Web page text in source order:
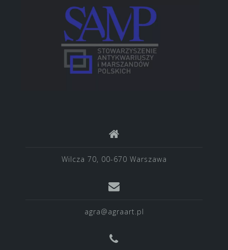
Wilcza 70, 00-670 Warszawa
agra@agraart.pl